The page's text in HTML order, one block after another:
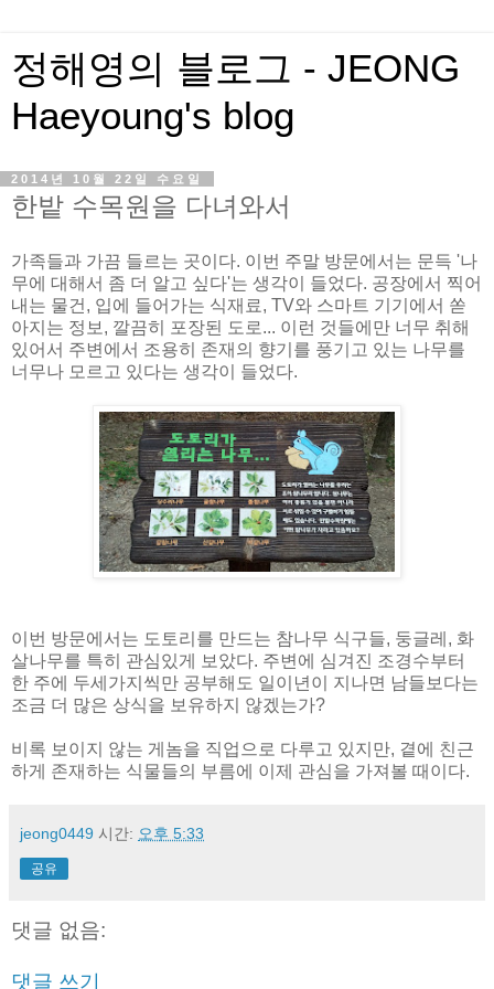
정해영의 블로그 - JEONG
Haeyoung's blog
2014년 10월 22일 수요일
한밭 수목원을 다녀와서
가족들과 가끔 들르는 곳이다. 이번 주말 방문에서는 문득 '나
무에 대해서 좀 더 알고 싶다'는 생각이 들었다. 공장에서 찍어
내는 물건, 입에 들어가는 식재료, TV와 스마트 기기에서 쏟
아지는 정보, 깔끔히 포장된 도로... 이런 것들에만 너무 취해
있어서 주변에서 조용히 존재의 향기를 풍기고 있는 나무를
너무나 모르고 있다는 생각이 들었다.
이번 방문에서는 도토리를 만드는 참나무 식구들, 둥글레, 화
살나무를 특히 관심있게 보았다. 주변에 심겨진 조경수부터
한 주에 두세가지씩만 공부해도 일이년이 지나면 남들보다는
조금 더 많은 상식을 보유하지 않겠는가?
비록 보이지 않는 게놈을 직업으로 다루고 있지만, 곁에 친근
하게 존재하는 식물들의 부름에 이제 관심을 가져볼 때이다.
jeong0449 시간: 오후 5:33
공유
댓글 없음:
댓글 쓰기